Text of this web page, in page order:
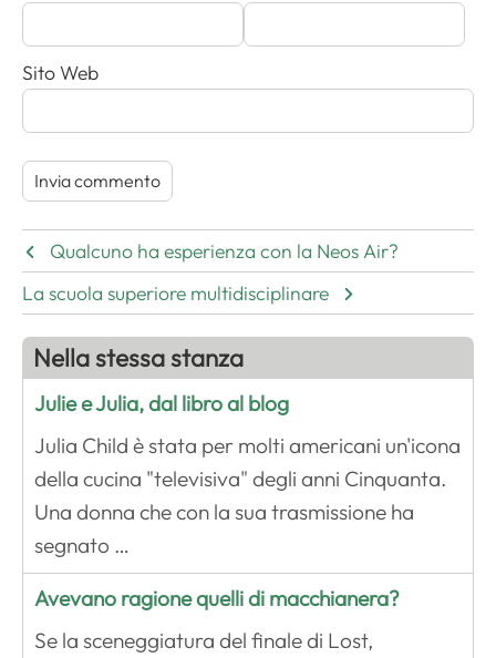
Sito Web
Qualcuno ha esperienza con la Neos Air?
La scuola superiore multidisciplinare
Nella stessa stanza
Julie e Julia, dal libro al blog
Julia Child è stata per molti americani un'icona
della cucina "televisiva" degli anni Cinquanta.
Una donna che con la sua trasmissione ha
segnato …
Avevano ragione quelli di macchianera?
Se la sceneggiatura del finale di Lost,